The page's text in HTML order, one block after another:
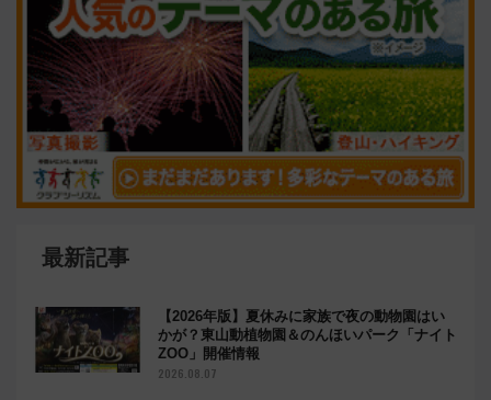
最新記事
【2026年版】夏休みに家族で夜の動物園はい
かが？東山動植物園＆のんほいパーク「ナイト
ZOO」開催情報
2026.08.07